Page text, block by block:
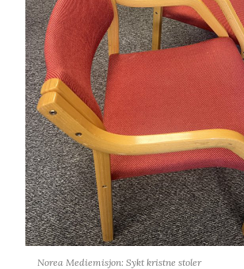
Norea Mediemisjon: Sykt kristne stoler